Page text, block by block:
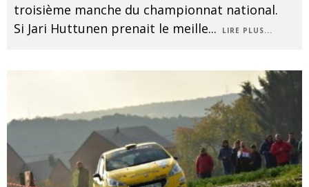
troisième manche du championnat national.
Si Jari Huttunen prenait le meille... LIRE PLUS...